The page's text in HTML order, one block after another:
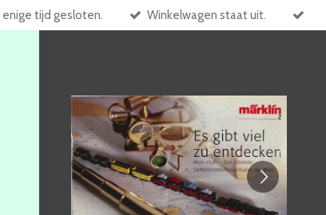
tijd gesloten. Winkelwagen staat uit.